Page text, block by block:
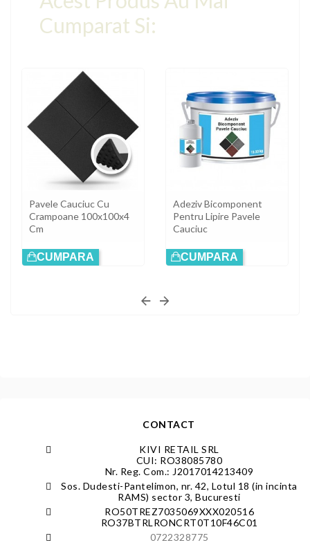
Cumparat Si:
Pavele Cauciuc Cu
Crampoane 100x100x4
Cm
CUMPARA
Adeziv Bicomponent
Pentru Lipire Pavele
Cauciuc
CUMPARA
CONTACT
KIVI RETAIL SRL
CUI: RO38085780
Nr. Reg. Com.: J2017014213409
Sos. Dudesti-Pantelimon, nr. 42, Lotul 18 (in incinta
RAMS) sector 3, Bucuresti
RO50TREZ7035069XXX020516
RO37BTRLRONCRT0T10F46C01
0722328775